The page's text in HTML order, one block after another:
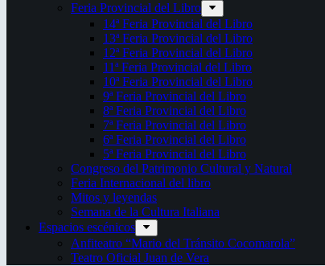
Feria Provincial del Libro
14ª Feria Provincial del Libro
13ª Feria Provincial del Libro
12ª Feria Provincial del Libro
11ª Feria Provincial del Libro
10ª Feria Provincial del Libro
9ª Feria Provincial del Libro
8ª Feria Provincial del Libro
7ª Feria Provincial del Libro
6ª Feria Provincial del Libro
5ª Feria Provincial del Libro
Congreso del Patrimonio Cultural y Natural
Feria Internacional del libro
Mitos y leyendas
Semana de la Cultura Italiana
Espacios escénicos
Anfiteatro “Mario del Tránsito Cocomarola”
Teatro Oficial Juan de Vera